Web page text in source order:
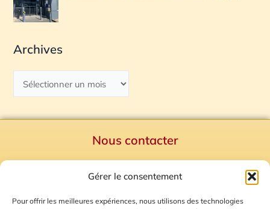
Gérer le consentement
Pour offrir les meilleures expériences, nous utilisons des technologies
Archives
Nous contacter
Mentions Légales
Plan du site